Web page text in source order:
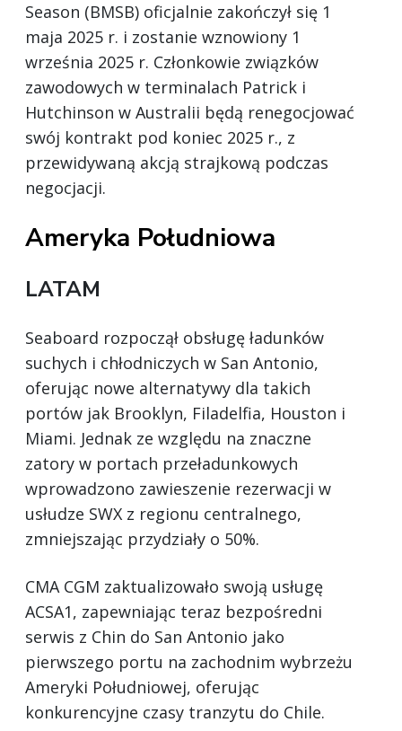
Season (BMSB) oficjalnie zakończył się 1
maja 2025 r. i zostanie wznowiony 1
września 2025 r. Członkowie związków
zawodowych w terminalach Patrick i
Hutchinson w Australii będą renegocjować
swój kontrakt pod koniec 2025 r., z
przewidywaną akcją strajkową podczas
negocjacji.
Ameryka Południowa
LATAM
Seaboard rozpoczął obsługę ładunków
suchych i chłodniczych w San Antonio,
oferując nowe alternatywy dla takich
portów jak Brooklyn, Filadelfia, Houston i
Miami. Jednak ze względu na znaczne
zatory w portach przeładunkowych
wprowadzono zawieszenie rezerwacji w
usłudze SWX z regionu centralnego,
zmniejszając przydziały o 50%.
CMA CGM zaktualizowało swoją usługę
ACSA1, zapewniając teraz bezpośredni
serwis z Chin do San Antonio jako
pierwszego portu na zachodnim wybrzeżu
Ameryki Południowej, oferując
konkurencyjne czasy tranzytu do Chile.